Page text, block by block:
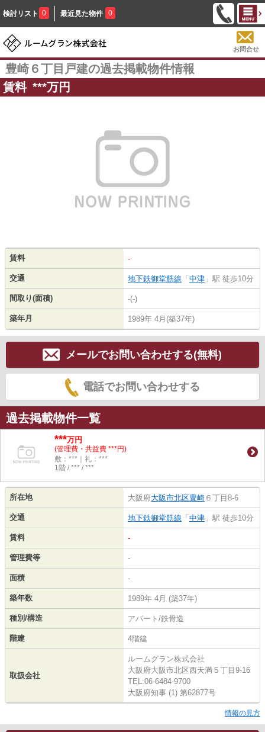
検討リスト 0 最近見た物件 0
お問合せ
豊崎６丁目戸建の過去掲載物件情報
賃料 ***万円
賃料 -
交通 地下鉄御堂筋線 「 中津 」駅 徒歩10分
間取り(面積) -(-)
築年月 1989年 4月(築37年)
メールでお問い合わせする(無料)
電話でお問い合わせする
過去掲載物件一覧
***万円
(管理費・共益費 ***円)
敷：***｜礼：***
1階 / *** / ***
所在地 大阪府大阪市北区豊崎 ６丁目8-6
交通 地下鉄御堂筋線 「 中津 」駅 徒歩10分
賃料 -
管理費等 -
面積 -
築年数 1989年 4月 (築37年)
種別/構造 アパート/鉄骨造
階建 4階建
取扱会社
ルームグラン株式会社
大阪府大阪市北区西天満５丁目9-16
TEL:06-6484-9700
大阪府知事 (1) 第62877号
情報の見方